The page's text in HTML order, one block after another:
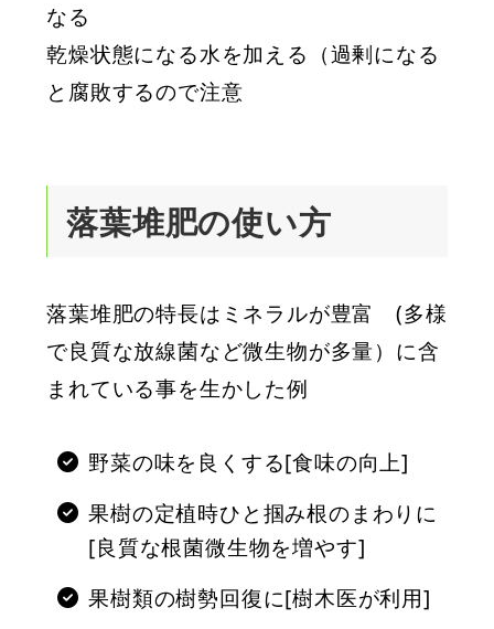
なる
乾燥状態になる水を加える（過剰になる
と腐敗するので注意
落葉堆肥の使い方
落葉堆肥の特長はミネラルが豊富 (多様
で良質な放線菌など微生物が多量）に含
まれている事を生かした例
野菜の味を良くする[食味の向上]
果樹の定植時ひと掴み根のまわりに
[良質な根菌微生物を増やす]
果樹類の樹勢回復に[樹木医が利用]